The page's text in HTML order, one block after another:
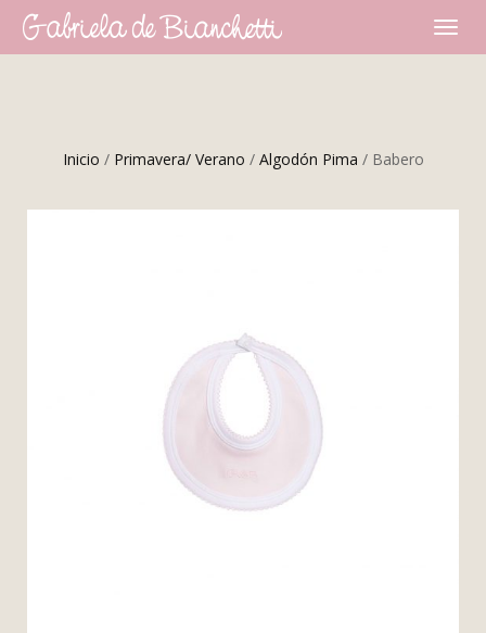
Inicio / Primavera/ Verano / Algodón Pima / Babero